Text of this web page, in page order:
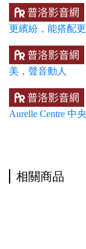
更繽紛，能搭配
美，聲音動人
Aurelle Centre 中
相關商品